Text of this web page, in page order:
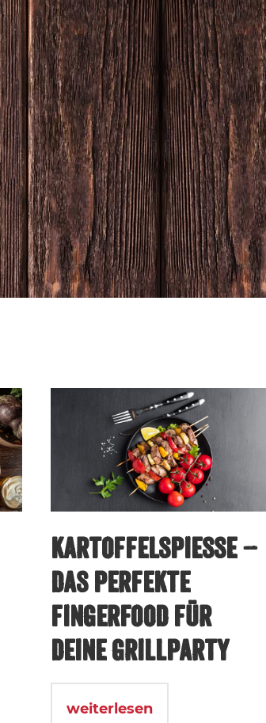
KARTOFFELSPIESSE – D
AS PERFEKTE F
INGERFOOD FÜR D
EINE GRILLPARTY
weiterlesen